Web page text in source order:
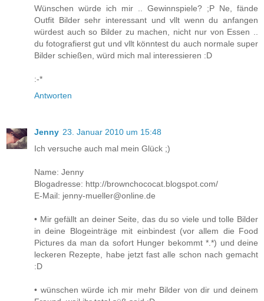
Wünschen würde ich mir .. Gewinnspiele? ;P Ne, fände
Outfit Bilder sehr interessant und vllt wenn du anfangen
würdest auch so Bilder zu machen, nicht nur von Essen ..
du fotografierst gut und vllt könntest du auch normale super
Bilder schießen, würd mich mal interessieren :D
:-*
Antworten
Jenny 23. Januar 2010 um 15:48
Ich versuche auch mal mein Glück ;)
Name: Jenny
Blogadresse: http://brownchococat.blogspot.com/
E-Mail: jenny-mueller@online.de
• Mir gefällt an deiner Seite, das du so viele und tolle Bilder
in deine Blogeinträge mit einbindest (vor allem die Food
Pictures da man da sofort Hunger bekommt *.*) und deine
leckeren Rezepte, habe jetzt fast alle schon nach gemacht
:D
• wünschen würde ich mir mehr Bilder von dir und deinem